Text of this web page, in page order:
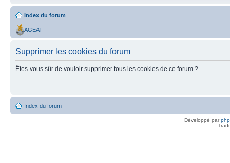
Index du forum
AGEAT
Supprimer les cookies du forum
Êtes-vous sûr de vouloir supprimer tous les cookies de ce forum ?
Index du forum
Développé par